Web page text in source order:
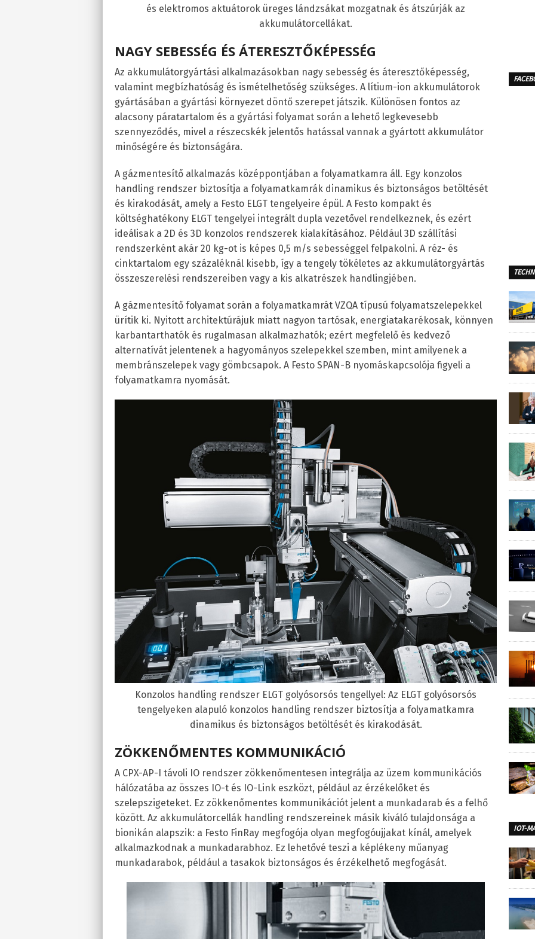
és elektromos aktuátorok üreges lándzsákat mozgatnak és átszúrják az
akkumulátorcellákat.
NAGY SEBESSÉG ÉS ÁTERESZTŐKÉPESSÉG
Az akkumulátorgyártási alkalmazásokban nagy sebesség és áteresztőképesség,
valamint megbízhatóság és ismételhetőség szükséges. A lítium-ion akkumulátorok
gyártásában a gyártási környezet döntő szerepet játszik. Különösen fontos az
alacsony páratartalom és a gyártási folyamat során a lehető legkevesebb
szennyeződés, mivel a részecskék jelentős hatással vannak a gyártott akkumulátor
minőségére és biztonságára.
A gázmentesítő alkalmazás középpontjában a folyamatkamra áll. Egy konzolos
handling rendszer biztosítja a folyamatkamrák dinamikus és biztonságos betöltését
és kirakodását, amely a Festo ELGT tengelyeire épül. A Festo kompakt és
költséghatékony ELGT tengelyei integrált dupla vezetővel rendelkeznek, és ezért
ideálisak a 2D és 3D konzolos rendszerek kialakításához. Például 3D szállítási
rendszerként akár 20 kg-ot is képes 0,5 m/s sebességgel felpakolni. A réz- és
cinktartalom egy százaléknál kisebb, így a tengely tökéletes az akkumulátorgyártás
összeszerelési rendszereiben vagy a kis alkatrészek handlingjében.
A gázmentesítő folyamat során a folyamatkamrát VZQA típusú folyamatszelepekkel
ürítik ki. Nyitott architektúrájuk miatt nagyon tartósak, energiatakarékosak, könnyen
karbantarthatók és rugalmasan alkalmazhatók; ezért megfelelő és kedvező
alternatívát jelentenek a hagyományos szelepekkel szemben, mint amilyenek a
membránszelepek vagy gömbcsapok. A Festo SPAN-B nyomáskapcsolója figyeli a
folyamatkamra nyomását.
Konzolos handling rendszer ELGT golyósorsós tengellyel: Az ELGT golyósorsós
tengelyeken alapuló konzolos handling rendszer biztosítja a folyamatkamra
dinamikus és biztonságos betöltését és kirakodását.
ZÖKKENŐMENTES KOMMUNIKÁCIÓ
A CPX-AP-I távoli IO rendszer zökkenőmentesen integrálja az üzem kommunikációs
hálózatába az összes IO-t és IO-Link eszközt, például az érzékelőket és
szelepszigeteket. Ez zökkenőmentes kommunikációt jelent a munkadarab és a felhő
között. Az akkumulátorcellák handling rendszereinek másik kiváló tulajdonsága a
bionikán alapszik: a Festo FinRay megfogója olyan megfogóujjakat kínál, amelyek
alkalmazkodnak a munkadarabhoz. Ez lehetővé teszi a képlékeny műanyag
munkadarabok, például a tasakok biztonságos és érzékelhető megfogását.
IOT-